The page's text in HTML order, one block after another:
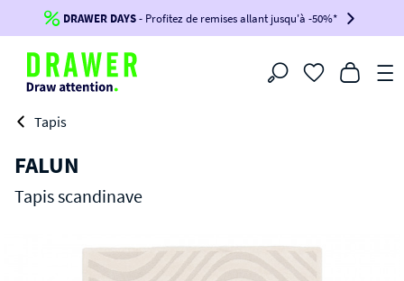
Jusqu'à-100€*sur votre commande !
BIKINI100
-voir conditions en bas de page-
DRAWER DAYS- Profitez de remises allant jusqu'à -50%*
Filtrer
Tapis
FALUN
Tapis scandinave